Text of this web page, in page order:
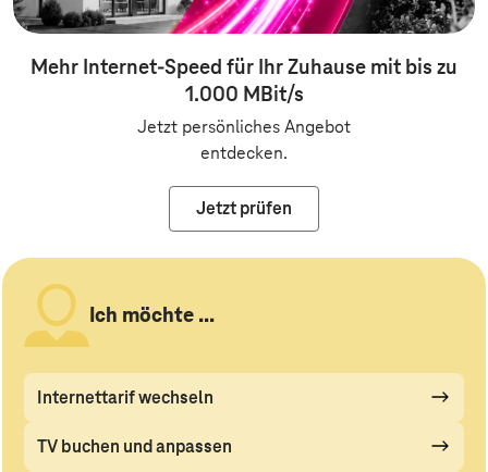
Mehr Internet-Speed für Ihr Zuhause mit bis zu
1.000 MBit/s
Jetzt persönliches Angebot
entdecken.
Jetzt prüfen
Ich möchte ...
Internettarif wechseln
TV buchen und anpassen